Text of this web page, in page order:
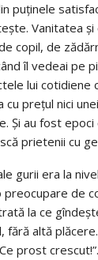
puținele
Vanitatea
copil, de
îl vedeai pe
lui cotidiene
cu prețul nici
Și au fost
prietenii cu
gurii era la
de
la ce
fără altă
prost